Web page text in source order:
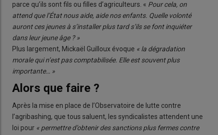
parce qu’ils sont fils ou filles d’agriculteurs. « Pour cela, on
attend que l’État nous aide, aide nos enfants. Quelle volonté
auront ces jeunes à s’installer plus tard s’ils se font inquiéter
dans leur jeune âge ? »
Plus largement, Mickaël Guilloux évoque « la dégradation
morale qui n’est pas comptabilisée. Elle est souvent plus
importante… »
Alors que faire ?
Après la mise en place de l’Observatoire de lutte contre
l’agribashing, que tous saluent, les syndicalistes attendent une
loi pour « permettre d’obtenir des sanctions plus fermes contre